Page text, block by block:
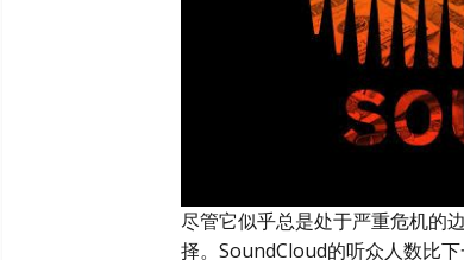
尽管它似乎总是处于严重危机的
择。SoundCloud的听众人数比